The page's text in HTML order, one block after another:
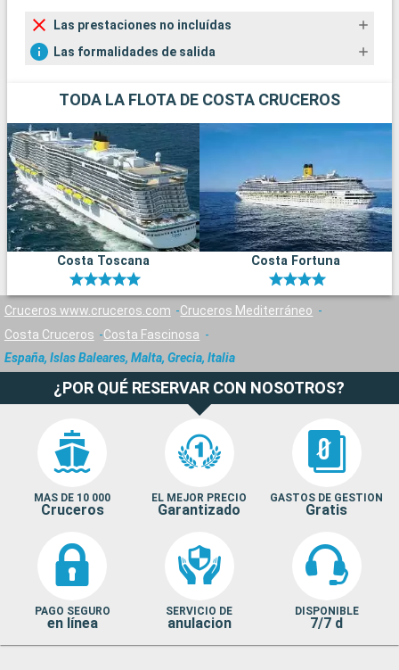
Las prestaciones no incluídas
Las formalidades de salida
TODA LA FLOTA DE COSTA CRUCEROS
Costa Toscana Costa Fortuna
Cruceros www.cruceros.com
Cruceros Mediterráneo
Costa Cruceros
Costa Fascinosa
España, Islas Baleares, Malta, Grecia, Italia
¿POR QUÉ RESERVAR CON NOSOTROS?
MAS DE 10 000
Cruceros
EL MEJOR PRECIO
Garantizado
GASTOS DE GESTION
Gratis
PAGO SEGURO
en línea
SERVICIO DE
anulacion
DISPONIBLE
7/7 d